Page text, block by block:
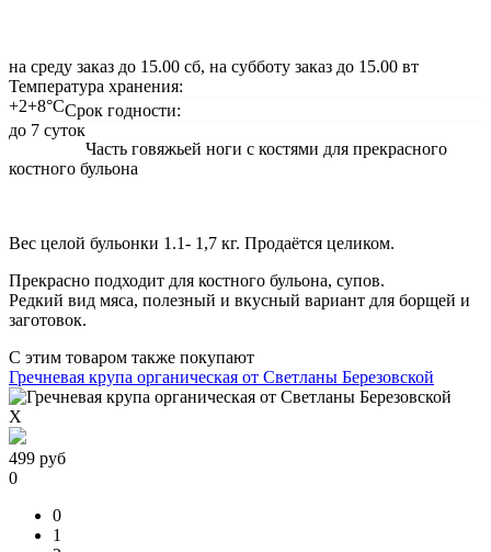
на среду заказ до 15.00 сб, на субботу заказ до 15.00 вт
Температура хранения:
+2+8°ССрок годности:
до 7 суток
Часть говяжьей ноги с костями для прекрасного
костного бульона
Вес целой бульонки 1.1- 1,7 кг. Продаётся целиком.
Прекрасно подходит для костного бульона, супов.
Редкий вид мяса, полезный и вкусный вариант для борщей и
заготовок.
С этим товаром также покупают
Гречневая крупа органическая от Светланы Березовской
X
499 руб
0
0
1